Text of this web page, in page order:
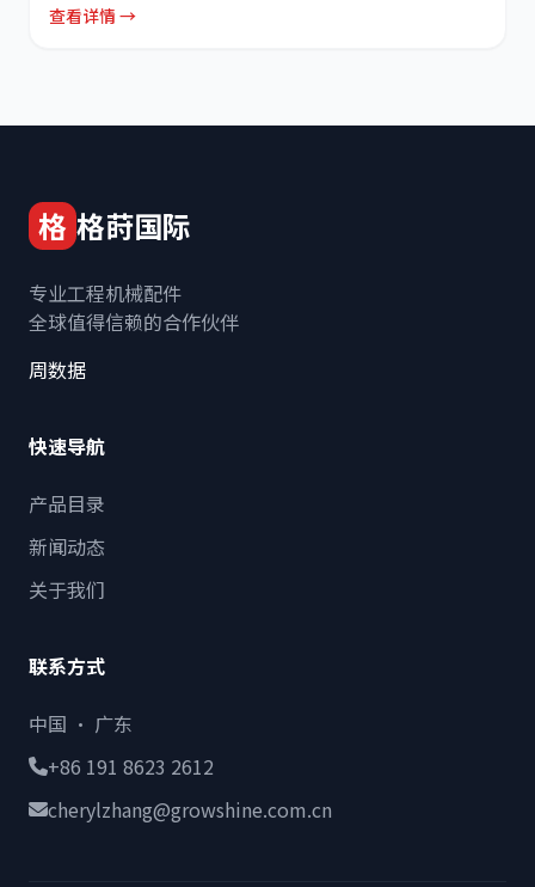
查看详情 →
格 格莳国际
专业工程机械配件
全球值得信赖的合作伙伴
周数据
快速导航
产品目录
新闻动态
关于我们
联系方式
中国 · 广东
+86 191 8623 2612
cherylzhang@growshine.com.cn